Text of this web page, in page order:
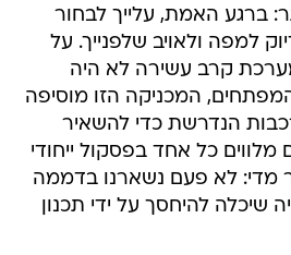
ברגע האמת, עלייך לבחור
למפה ולאויב שלפנייך. על
קרב עשירה לא היה
המכניקה הזו מוסיפה
הנדרשת כדי להשאיר
מלווים כל אחד בפסקול ייחודי
מדי: לא פעם נשארנו בדממה
שיכלה להיחסך על ידי תכנון